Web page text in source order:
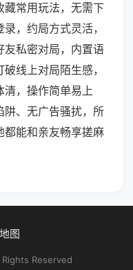
藏常用玩法，无需下
，约局方式灵活，
友私密对局，内置语
线上对局陌生感，
清，操作简单易上
阱、无广告骚扰，所
都能和亲友畅享搓麻
图
Reserved